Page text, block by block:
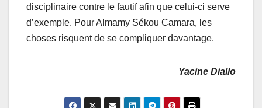
disciplinaire contre le fautif afin que celui-ci serve
d’exemple. Pour Almamy Sékou Camara, les
choses risquent de se compliquer davantage.
Yacine Diallo